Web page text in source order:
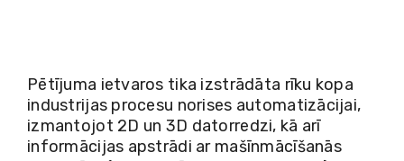
Pētījuma ietvaros tika izstrādāta rīku kopa
industrijas procesu norises automatizācijai,
izmantojot 2D un 3D datorredzi, kā arī
informācijas apstrādi ar mašīnmācīšanās